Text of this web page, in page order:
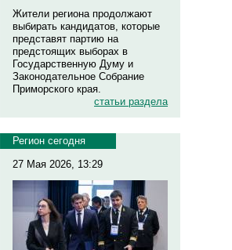
Жители региона продолжают
выбирать кандидатов, которые
представят партию на
предстоящих выборах в
Государственную Думу и
Законодательное Собрание
Приморского края.
статьи раздела
Регион сегодня
27 Мая 2026, 13:29